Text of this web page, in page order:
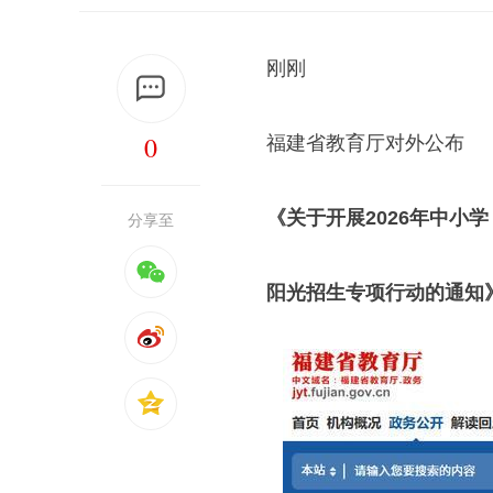
0
分享至
刚刚
福建省教育厅对外公布
《关于开展2026年中小学
阳光招生专项行动的通知